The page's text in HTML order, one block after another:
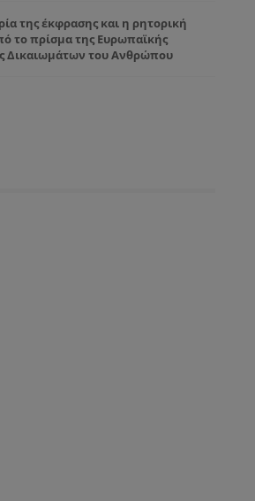
της έκφρασης και η ρητορική
το πρίσμα της Ευρωπαϊκής
Δικαιωμάτων του Ανθρώπου